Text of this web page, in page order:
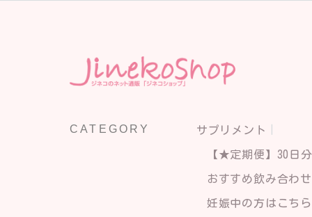
CATEGORY サプリメント
【★定期便】30日分
おすすめ飲み合わ
妊娠中の方はこちら